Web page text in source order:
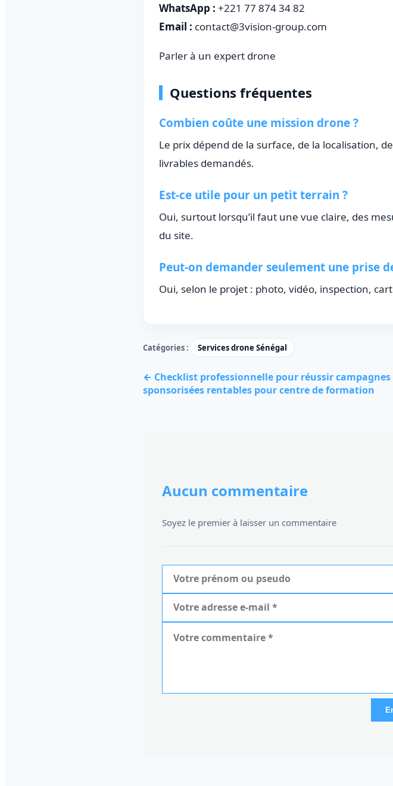
WhatsApp : +221 77 874 34 82
Email : contact@3vision-group.com
Parler à un expert drone
Questions fréquentes
Combien coûte une mission drone ?
Le prix dépend de la surface, de la localisation,
livrables demandés.
Est-ce utile pour un petit terrain ?
Oui, surtout lorsqu’il faut une vue claire, des
du site.
Peut-on demander seulement une prise
Oui, selon le projet : photo, vidéo, inspection,
Catégories : Services drone Sénégal
← Checklist professionnelle pour réussir campagnes
sponsorisées rentables pour centre de formation
Aucun commentaire
Soyez le premier à laisser un commentaire